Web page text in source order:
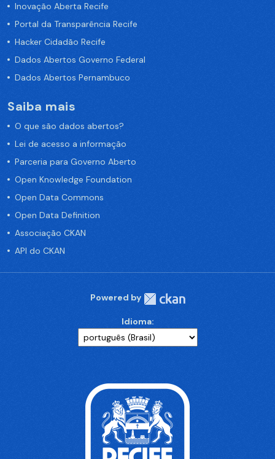
Inovação Aberta Recife
Portal da Transparência Recife
Hacker Cidadão Recife
Dados Abertos Governo Federal
Dados Abertos Pernambuco
Saiba mais
O que são dados abertos?
Lei de acesso a informação
Parceria para Governo Aberto
Open Knowledge Foundation
Open Data Commons
Open Data Definition
Associação CKAN
API do CKAN
Powered by
Idioma